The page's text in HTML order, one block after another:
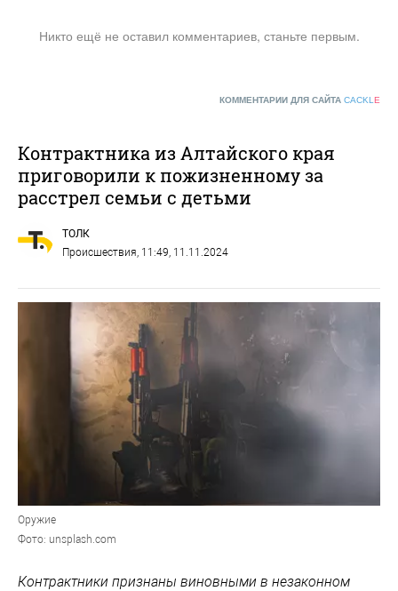
Никто ещё не оставил комментариев, станьте первым.
КОММЕНТАРИИ ДЛЯ САЙТА CACKL E
Контрактника из Алтайского края
приговорили к пожизненному за
расстрел семьи с детьми
ТОЛК
Происшествия , 11:49, 11.11.2024
Оружие
Фото: unsplash.com
Контрактники признаны виновными в незаконном